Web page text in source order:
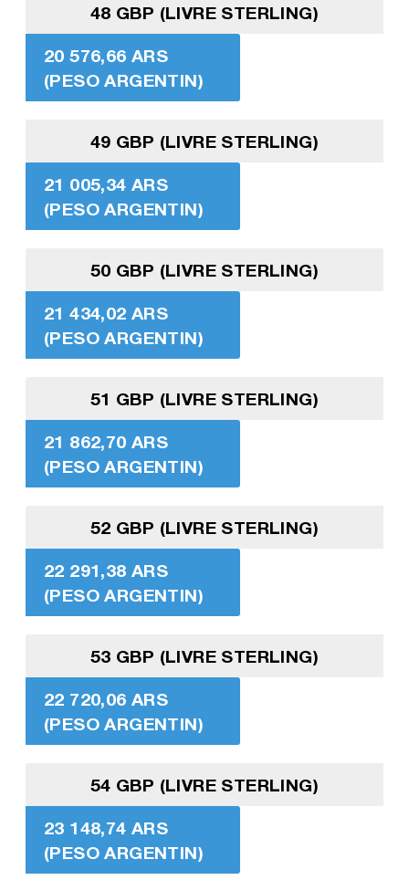
48 GBP (LIVRE STERLING)
20 576,66 ARS
(PESO ARGENTIN)
49 GBP (LIVRE STERLING)
21 005,34 ARS
(PESO ARGENTIN)
50 GBP (LIVRE STERLING)
21 434,02 ARS
(PESO ARGENTIN)
51 GBP (LIVRE STERLING)
21 862,70 ARS
(PESO ARGENTIN)
52 GBP (LIVRE STERLING)
22 291,38 ARS
(PESO ARGENTIN)
53 GBP (LIVRE STERLING)
22 720,06 ARS
(PESO ARGENTIN)
54 GBP (LIVRE STERLING)
23 148,74 ARS
(PESO ARGENTIN)